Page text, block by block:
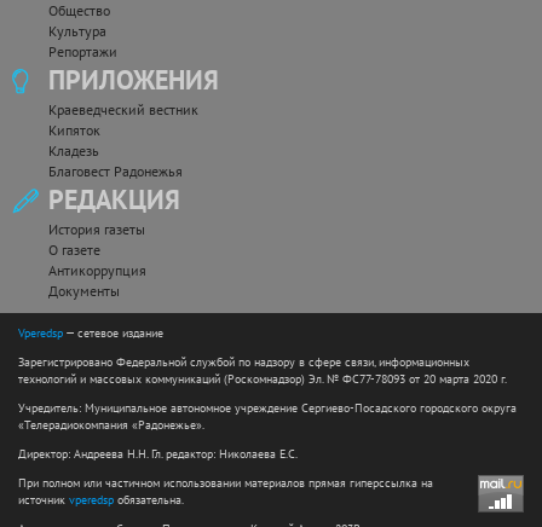
Общество
Культура
Репортажи
ПРИЛОЖЕНИЯ
Краеведческий вестник
Кипяток
Кладезь
Благовест Радонежья
РЕДАКЦИЯ
История газеты
О газете
Антикоррупция
Документы
Vperedsp — сетевое издание
Зарегистрировано Федеральной службой по надзору в сфере связи, информационных
технологий и массовых коммуникаций (Роскомнадзор) Эл. № ФС77-78093 от 20 марта 2020 г.
Учредитель: Муниципальное автономное учреждение Сергиево-Посадского городского округа
«Телерадиокомпания «Радонежье».
Директор: Андреева Н.Н. Гл. редактор: Николаева Е.С.
При полном или частичном использовании материалов прямая гиперссылка на
источник vperedsp обязательна.